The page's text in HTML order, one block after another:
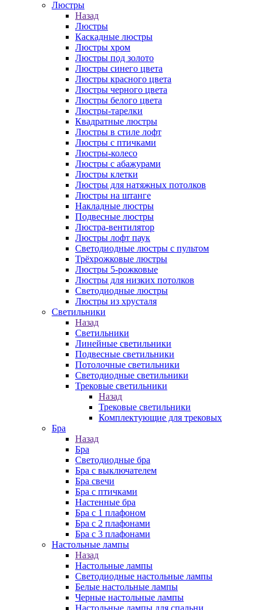
Люстры
Назад
Люстры
Каскадные люстры
Люстры хром
Люстры под золото
Люстры синего цвета
Люстры красного цвета
Люстры черного цвета
Люстры белого цвета
Люстры-тарелки
Квадратные люстры
Люстры в стиле лофт
Люстры с птичками
Люстры-колесо
Люстры с абажурами
Люстры клетки
Люстры для натяжных потолков
Люстры на штанге
Накладные люстры
Подвесные люстры
Люстра-вентилятор
Люстры лофт паук
Светодиодные люстры с пультом
Трёхрожковые люстры
Люстры 5-рожковые
Люстры для низких потолков
Cветодиодные люстры
Люстры из хрусталя
Светильники
Назад
Светильники
Линейные светильники
Подвесные светильники
Потолочные светильники
Светодиодные светильники
Трековые светильники
Назад
Трековые светильники
Комплектующие для трековых
Бра
Назад
Бра
Светодиодные бра
Бра с выключателем
Бра свечи
Бра с птичками
Настенные бра
Бра с 1 плафоном
Бра с 2 плафонами
Бра с 3 плафонами
Настольные лампы
Назад
Настольные лампы
Светодиодные настольные лампы
Белые настольные лампы
Черные настольные лампы
Настольные лампы для спальни